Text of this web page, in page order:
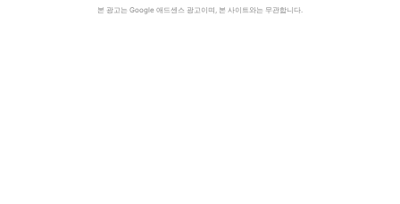
본 광고는 Google 애드센스 광고이며, 본 사이트와는 무관합니다.